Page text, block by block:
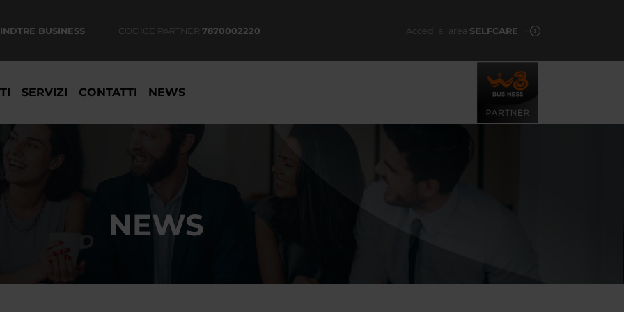
BUSINESS CODICE PARTNER 7870002220 Accedi all'area SELFCARE
SERVIZI CONTATTI NEWS
NEWS